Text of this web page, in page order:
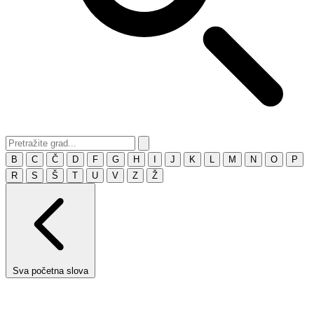
B C Č D F G H J K M N O
P
R
S Š T U V Z Ž
Sva početna slova